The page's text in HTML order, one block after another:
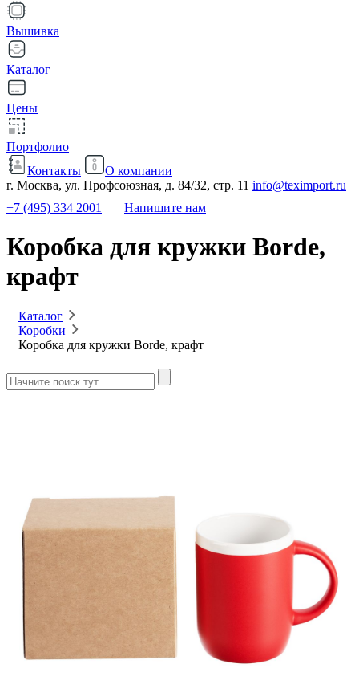
Вышивка
Каталог
Цены
Портфолио
Контакты
О компании
г. Москва, ул. Профсоюзная, д. 84/32, стр. 11 info@teximport.ru
+7 (495) 334 2001
Напишите нам
Коробка для кружки Borde,
крафт
Каталог
Коробки
Коробка для кружки Borde, крафт